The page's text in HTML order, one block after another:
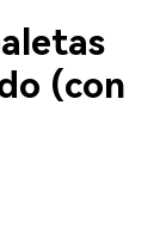
(con